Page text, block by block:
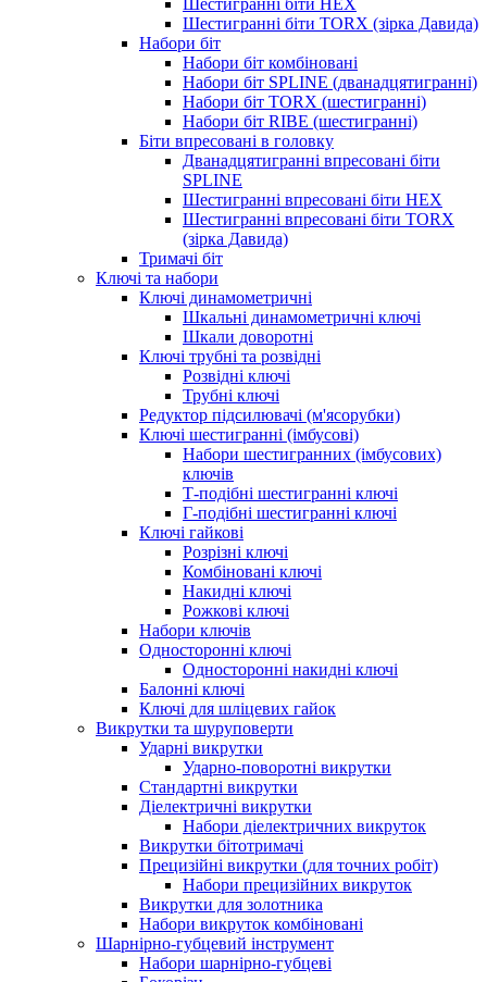
Шестигранні біти HEX
Шестигранні біти TORX (зірка Давида)
Набори біт
Набори біт комбіновані
Набори біт SPLINE (дванадцятигранні)
Набори біт TORX (шестигранні)
Набори біт RIBE (шестигранні)
Біти впресовані в головку
Дванадцятигранні впресовані біти
SPLINE
Шестигранні впресовані біти HEX
Шестигранні впресовані біти TORX
(зірка Давида)
Тримачі біт
Ключі та набори
Ключі динамометричні
Шкальні динамометричні ключі
Шкали доворотні
Ключі трубні та розвідні
Розвідні ключі
Трубні ключі
Редуктор підсилювачі (м'ясорубки)
Ключі шестигранні (імбусові)
Набори шестигранних (імбусових)
ключів
Т-подібні шестигранні ключі
Г-подібні шестигранні ключі
Ключі гайкові
Розрізні ключі
Комбіновані ключі
Накидні ключі
Рожкові ключі
Набори ключів
Односторонні ключі
Односторонні накидні ключі
Балонні ключі
Ключі для шліцевих гайок
Викрутки та шуруповерти
Ударні викрутки
Ударно-поворотні викрутки
Стандартні викрутки
Діелектричні викрутки
Набори діелектричних викруток
Викрутки бітотримачі
Прецизійні викрутки (для точних робіт)
Набори прецизійних викруток
Викрутки для золотника
Набори викруток комбіновані
Шарнірно-губцевий інструмент
Набори шарнірно-губцеві